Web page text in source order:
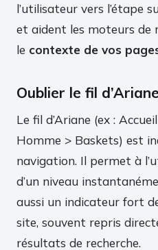
l’utilisateur vers l’étape
et aident les moteurs de
le contexte de vos
Oublier le fil d’Ariane
Le fil d’Ariane (ex :
Homme > Baskets) est
navigation. Il permet à
d’un niveau
aussi un indicateur fort
site, souvent repris
résultats de recherche.